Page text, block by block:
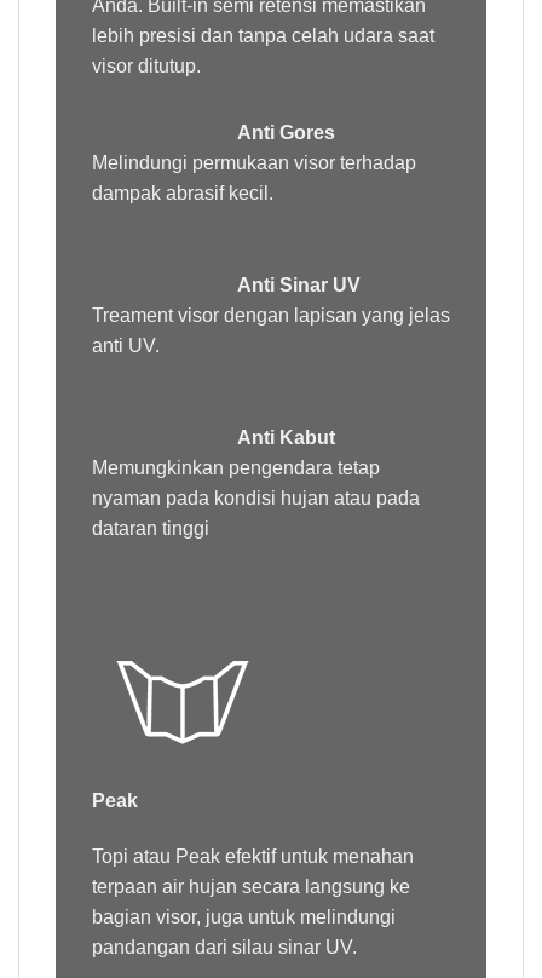
Anda. Built-in semi retensi memastikan
lebih presisi dan tanpa celah udara saat
visor ditutup.
Anti Gores
Melindungi permukaan visor terhadap
dampak abrasif kecil.
Anti Sinar UV
Treamentvisor dengan lapisan yang jelas
anti UV.
Anti Kabut
Memungkinkan pengendara tetap
nyaman pada kondisi hujan atau pada
dataran tinggi
Peak
Topi atau Peak efektif untuk menahan
terpaan air hujan secara langsung ke
bagian visor, juga untuk melindungi
pandangan dari silau sinar UV.